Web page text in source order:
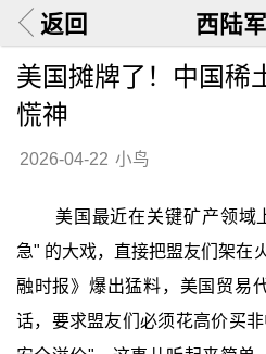
返回 西陆
美国摊牌了！中国稀
慌神
2026-04-22 小鸟
美国最近在关键矿产领域
急" 的大戏，直接把盟友们架在
融时报》爆出猛料，美国贸易
话，要求盟友们必须花高价买